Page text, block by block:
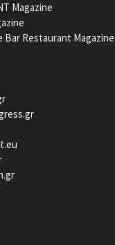
Magazine
Bar Restaurant Magazine